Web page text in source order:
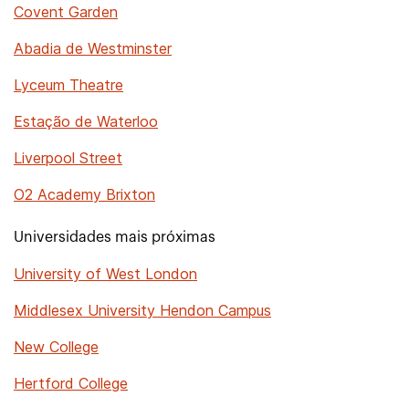
Covent Garden
Abadia de Westminster
Lyceum Theatre
Estação de Waterloo
Liverpool Street
O2 Academy Brixton
Universidades mais próximas
University of West London
Middlesex University Hendon Campus
New College
Hertford College